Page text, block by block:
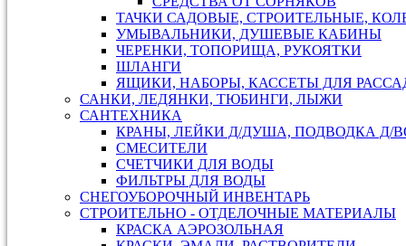
ТАЧКИ САДОВЫЕ, СТРОИТЕЛЬНЫЕ,
УМЫВАЛЬНИКИ, ДУШЕВЫЕ КАБИНЫ
ЧЕРЕНКИ, ТОПОРИЩА, РУКОЯТКИ
ШЛАНГИ
ЯЩИКИ, НАБОРЫ, КАССЕТЫ ДЛЯ
САНКИ, ЛЕДЯНКИ, ТЮБИНГИ, ЛЫЖИ
САНТЕХНИКА
КРАНЫ, ЛЕЙКИ Д/ДУША, ПОДВОДКА Д/
СМЕСИТЕЛИ
СЧЕТЧИКИ ДЛЯ ВОДЫ
ФИЛЬТРЫ ДЛЯ ВОДЫ
СНЕГОУБОРОЧНЫЙ ИНВЕНТАРЬ
СТРОИТЕЛЬНО - ОТДЕЛОЧНЫЕ МАТЕРИАЛЫ
КРАСКА АЭРОЗОЛЬНАЯ